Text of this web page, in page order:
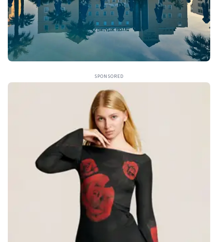
SPONSORED